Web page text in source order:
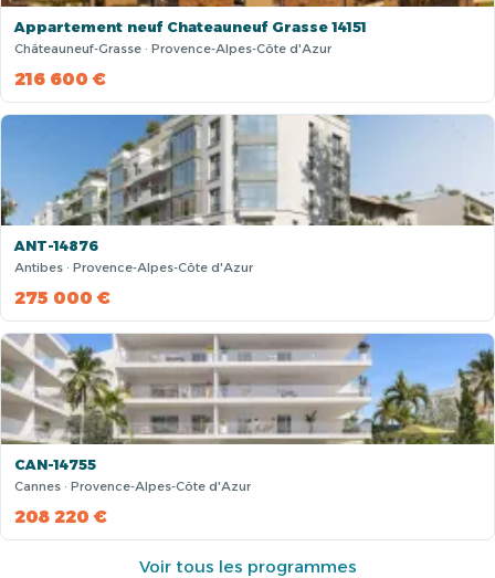
Appartement neuf Chateauneuf Grasse 14151
Châteauneuf-Grasse · Provence-Alpes-Côte d'Azur
216 600 €
ANT-14876
Antibes · Provence-Alpes-Côte d'Azur
275 000 €
CAN-14755
Cannes · Provence-Alpes-Côte d'Azur
208 220 €
Voir tous les programmes